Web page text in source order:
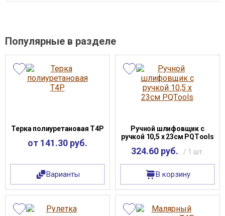
Популярные в разделе
Терка полиуретановая Т4Р
от 141.30 руб.
Варианты
Ручной шлифовщик с
ручкой 10,5 х 23см PQТools
324.60 руб. / 1 шт.
В корзину